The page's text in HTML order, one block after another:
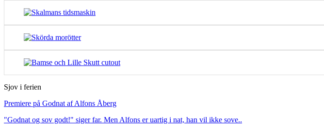
Sjov i ferien
Premiere på Godnat af Alfons Åberg
"Godnat og sov godt!" siger far. Men Alfons er uartig i nat, han vil ikke sove..